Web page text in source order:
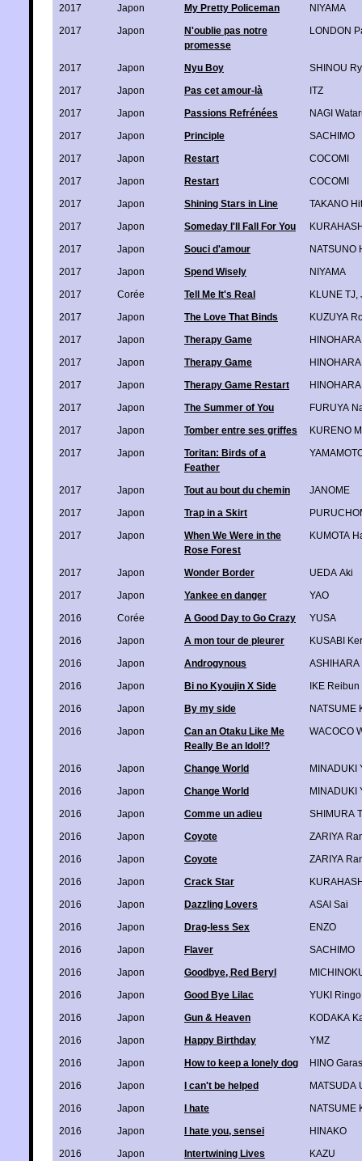
2017
Japon My Pretty Policeman
NIYAMA
2017
Japon
N'oublie pas notre
promesse
LONDON
2017 Japon Nyu Boy
SHINOU
2017
Japon Pas cet amour-là
ITZ
2017
Japon Passions Refrénées
NAGI
2017
Japon Principle
SACHIMO
2017
Japon Restart
COCOMI
2017
Japon Restart
COCOMI
2017
Japon Shining Stars in Line
TAKANO
2017
Japon Someday I'll Fall For You
2017
Japon Souci d'amour
NATSUNO
2017
Japon Spend Wisely
NIYAMA
2017
Corée Tell Me It's Real KLUNE TJ
2017
Japon The Love That Binds
KUZUYA
2017
Japon Therapy Game
2017
Japon Therapy Game
2017
Japon Therapy Game Restart
2017
Japon The Summer of You
FURUYA
2017
Japon Tomber entre ses griffes
KURENO
2017
Japon
Toritan: Birds of a
Feather
2017 Japon Tout au bout du chemin
JANOME
2017
Japon Trap in a Skirt
2017
Japon
When We Were in the
Rose Forest
KUMOTA
2017 Japon Wonder Border
UEDA Aki
2017
Japon Yankee en danger
YAO
2016
Corée A Good Day to Go Crazy
YUSA
2016
Japon A mon tour de pleurer
KUSABI
2016
Japon Androgynous
ASHIHARA
2016
Japon Bi no Kyoujin X Side
IKE Reibun
2016
Japon By my side
NATSUME
2016
Japon
Can an Otaku Like Me
Really Be an Idol!?
WACOCO
2016 Japon Change World
MINADUKI
2016
Japon Change World
MINADUKI
2016
Japon Comme un adieu
SHIMURA
2016
Japon Coyote
ZARIYA
2016
Japon Coyote
ZARIYA
2016
Japon Crack Star
2016
Japon Dazzling Lovers
ASAI Sai
2016
Japon Drag-less Sex
ENZO
2016
Japon Flaver
SACHIMO
2016
Japon Goodbye, Red Beryl
2016
Japon Good Bye Lilac
YUKI Ringo
2016
Japon Gun & Heaven
KODAKA
2016
Japon Happy Birthday
YMZ
2016
Japon How to keep a lonely dog
HINO
2016
Japon I can't be helped
MATSUDA
2016
Japon I hate
NATSUME
2016
Japon I hate you, sensei
HINAKO
2016
Japon Intertwining Lives KAZU